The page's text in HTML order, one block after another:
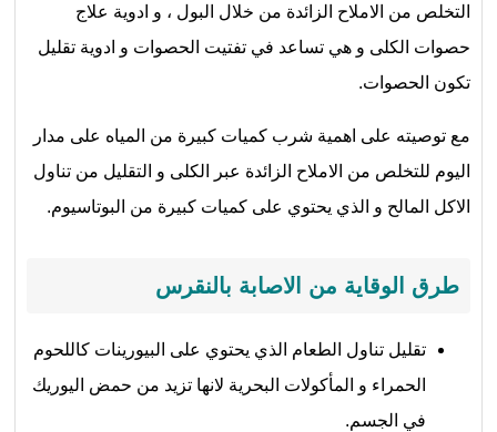
التخلص من الاملاح الزائدة من خلال البول ، و ادوية علاج
حصوات الكلى و هي تساعد في تفتيت الحصوات و ادوية تقليل
تكون الحصوات.
مع توصيته على اهمية شرب كميات كبيرة من المياه على مدار
اليوم للتخلص من الاملاح الزائدة عبر الكلى و التقليل من تناول
الاكل المالح و الذي يحتوي على كميات كبيرة من البوتاسيوم.
طرق الوقاية من الاصابة بالنقرس
تقليل تناول الطعام الذي يحتوي على البيورينات كاللحوم
الحمراء و المأكولات البحرية لانها تزيد من حمض اليوريك
في الجسم.